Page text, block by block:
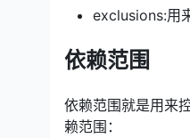
exclusions:用
依赖范围
依赖范围就是用来
赖范围：